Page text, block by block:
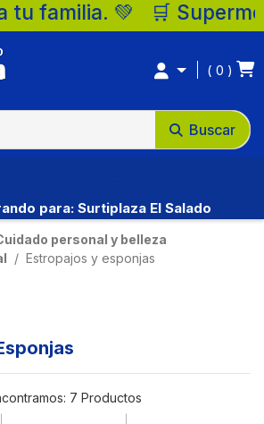
Buscar
0
para: Surtiplaza El Salado
personal y belleza
Estropajos y esponjas
7 Productos